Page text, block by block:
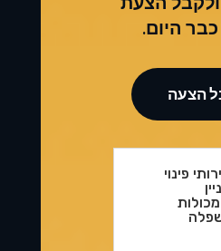
היום.
הצעה
פינוי